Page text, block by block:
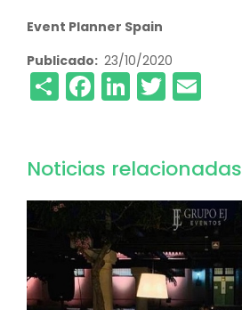
Event Planner Spain
Publicado 23/10/2020
ShareFacebook
LinkedIn
Twitter
Noticias relacionadas